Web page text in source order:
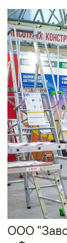
ООО